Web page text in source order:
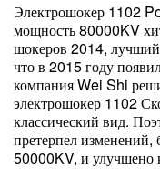
Электрошокер 1102
мощность 80000KV
шокеров 2014,
что в 2015 году
компания Wei Shi
электрошокер 1102
классический вид.
претерпел
50000KV, и улучшено